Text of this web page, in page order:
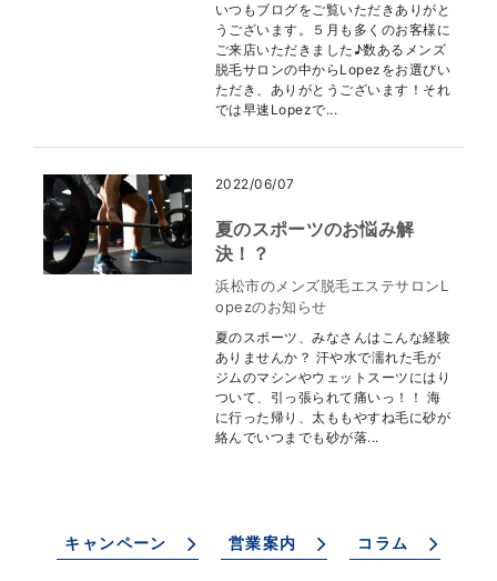
いつもブログをご覧いただきありがと
うございます。５月も多くのお客様に
ご来店いただきました♪数あるメンズ
脱毛サロンの中からLopezをお選びい
ただき、ありがとうございます！それ
では早速Lopezで...
2022/06/07
夏のスポーツのお悩み解
決！？
浜松市のメンズ脱毛エステサロンL
opezのお知らせ
夏のスポーツ、みなさんはこんな経験
ありませんか？ 汗や水で濡れた毛が
ジムのマシンやウェットスーツにはり
ついて、引っ張られて痛いっ！！ 海
に行った帰り、太ももやすね毛に砂が
絡んでいつまでも砂が落...
キャンペーン 営業案内 コラム